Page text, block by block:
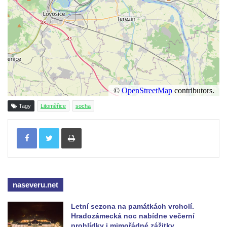
Sadech v Českých Budějovicích
Poslední dochovaný tramvajový sloup na
Pražské třídě v Českých Budějovicích
Socha Civilizovaní na Husově třídě v
Českých Budějovicích
Socha svatého Jana Nepomuckého Na
Sadech u Mlýnské stoky v Českých
Budějovicích
Sochy brouků u Mlýnské stoky v Českých
Budějovicích
Socha svatého Vincence Ferrerského na
Budějovicích
kláštera dominikánů v Českých
Budějovicích
Tagy Litoměřice socha
Tisknout
naseveru.net
Letní sezona na památkách vrcholí.
Hradozámecká noc nabídne večerní